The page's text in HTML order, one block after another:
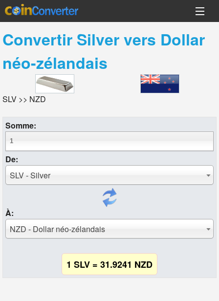
Convertir Silververs Dollar
néo-zélandais
SLV >> NZD
Somme:
De:
SLV - Silver
À:
NZD - Dollar néo-zélandais
1 SLV = 31.9241 NZD